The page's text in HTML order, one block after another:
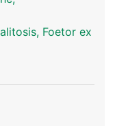
mit dem
erst mit der
sich im
ist.
Foetor ex